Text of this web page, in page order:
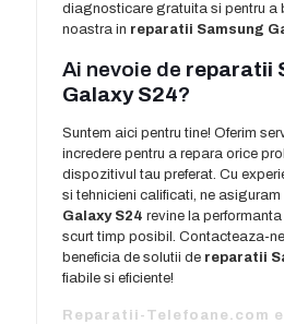
diagnosticare gratuita si pentru a
noastra in reparatii Samsung
Ai nevoie de reparatii
Galaxy S24?
Suntem aici pentru tine! Oferim
incredere pentru a repara orice
dispozitivul tau preferat. Cu
si tehnicieni calificati, ne asiguram
Galaxy S24revine la
scurt timp posibil. Contacteaza-
beneficia de solutii de reparatii
fiabile si eficiente!
Reparatii-Telefoane.com